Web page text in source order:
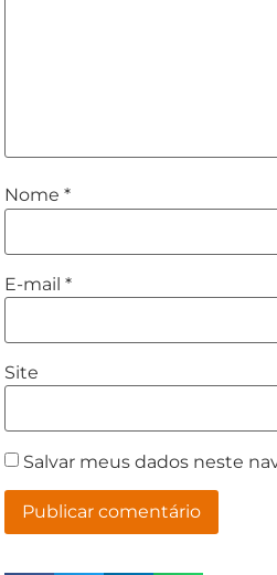
Nome*
E-mail*
Site
Salvar meus dados neste